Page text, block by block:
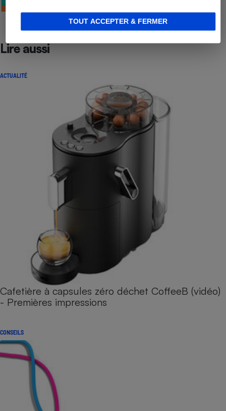
TOUT ACCEPTER & FERMER
Lire aussi
ACTUALITÉ
Cafetière à capsules zéro déchet CoffeeB (vidéo)
- Premières impressions
CONSEILS